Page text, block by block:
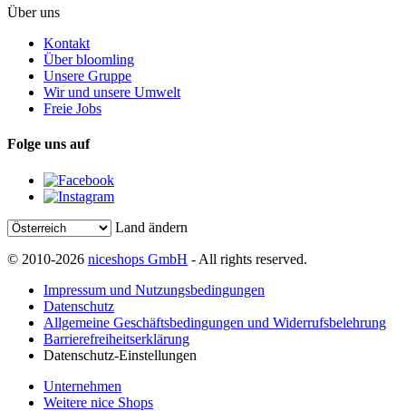
Über uns
Kontakt
Über bloomling
Unsere Gruppe
Wir und unsere Umwelt
Freie Jobs
Folge uns auf
Land ändern
© 2010-2026 niceshops GmbH - All rights reserved.
Impressum und Nutzungsbedingungen
Datenschutz
Allgemeine Geschäftsbedingungen und Widerrufsbelehrung
Barrierefreiheitserklärung
Datenschutz-Einstellungen
Unternehmen
Weitere nice Shops